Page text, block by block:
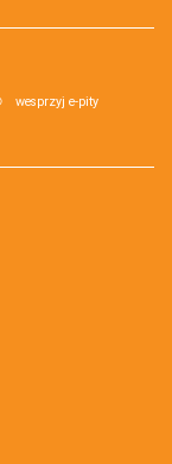
wesprzyj e-pity